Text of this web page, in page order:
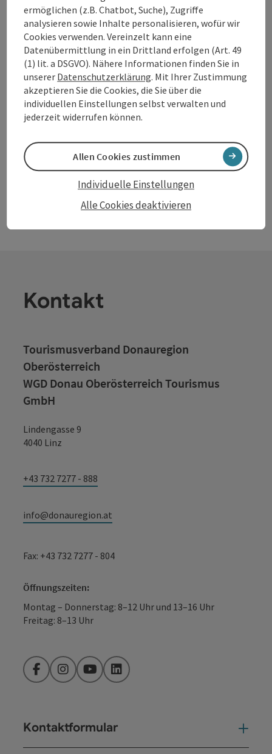
Beitrag merken: Kaufhaus Haberl
Kaufhaus Haberl
Unser Kaufhaus ist im Zentrum von Mitterkirchen und sie
können bei uns jederzeit Lebensmittel einkaufen. Unsere
Verkäuferinnen stehen Ihnen mit Rat und Tat zur Seite
und sind Ihnen gerne behilflich wenn Sie etwas brauchen.
Mitterkirchen im Machland
Öffnungszeiten
MOMontag geöffnet
DIDienstag geöffnet
MIMittwoch geöffnet
DODonnerstag geöffnet
FRFreitag geöffnet
SASamstag geöffnet
SOSonntag geöffnet
FEFeiertag geöffnet
Kontakt
Tourismusverband Donauregion
Oberösterreich
WGD Donau Oberösterreich Tourismus
GmbH
Lindengasse 9
4040 Linz
+43 732 7277 - 888
info@donauregion.at
Fax: +43 732 7277 - 804
Öffnungszeiten:
Montag – Donnerstag: 8–12 Uhr und 13–16 Uhr
Freitag: 8–13 Uhr
FacebookInstagramYouTubeLinkedIn
Kontaktformular
ermöglichen (z.B. Chatbot, Suche), Zugriffe
analysieren sowie Inhalte personalisieren, wofür wir
Cookies verwenden. Vereinzelt kann eine
Datenübermittlung in ein Drittland erfolgen (Art. 49
(1) lit. a DSGVO). Nähere Informationen finden Sie in
unserer Datenschutzerklärung. Mit Ihrer Zustimmung
akzeptieren Sie die Cookies, die Sie über die
individuellen Einstellungen selbst verwalten und
jederzeit widerrufen können.
Alle Cookies deaktivieren
Individuelle Einstellungen
Allen Cookies zustimmen